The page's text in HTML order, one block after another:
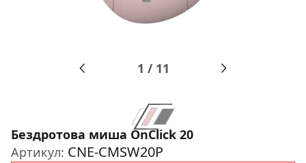
1 / 11
Бездротова миша OnClick 20
Артикул: CNE-CMSW20P